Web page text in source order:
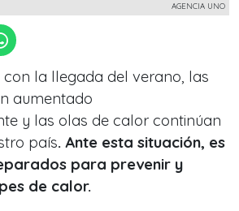
AGENCIA UNO
con la llegada del verano, las
aumentado
y las olas de calor continúan
país. Ante esta situación, es
para prevenir y
de calor.